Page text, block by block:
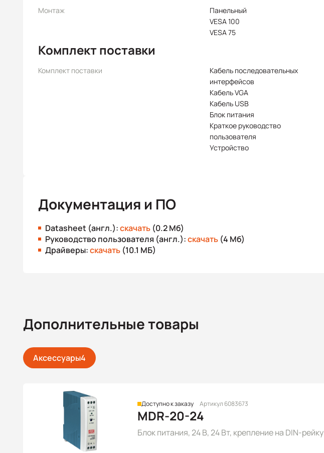
Монтаж
Панельный
VESA 100
VESA 75
Комплект поставки
Комплект поставки
Кабель последовательных
интерфейсов
Кабель VGA
Кабель USB
Блок питания
Краткое руководство
пользователя
Устройство
Документация и ПО
Datasheet (англ.):скачать (0.2 Мб)
Руководство пользователя (англ.):скачать (4 Мб)
Драйверы:скачать (10.1 МБ)
Дополнительные товары
Аксессуары4
Доступно к заказу Артикул 6083673
MDR-20-24
Блок питания, 24 В, 24 Вт, крепление на DIN-рейку